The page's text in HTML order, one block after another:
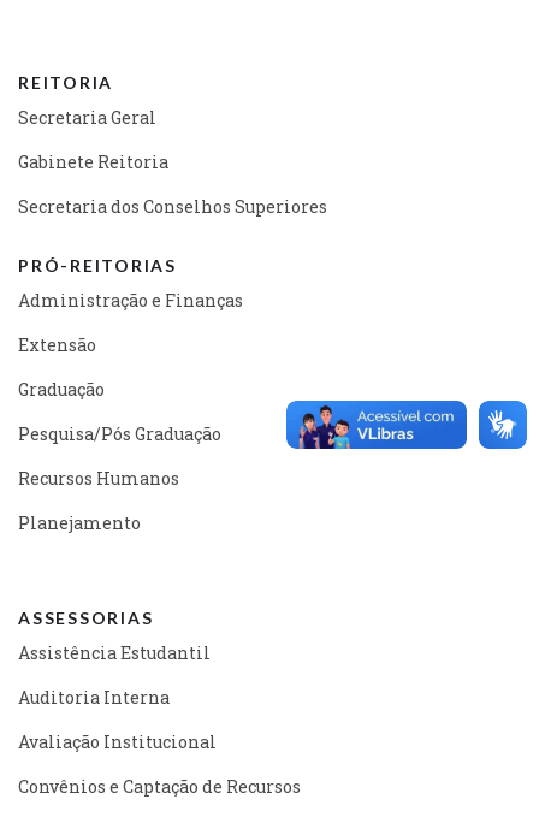
REITORIA
Secretaria Geral
Gabinete Reitoria
Secretaria dos Conselhos Superiores
PRÓ-REITORIAS
Administração e Finanças
Extensão
Graduação
Pesquisa/Pós Graduação
Recursos Humanos
Planejamento
ASSESSORIAS
Assistência Estudantil
Auditoria Interna
Avaliação Institucional
Convênios e Captação de Recursos